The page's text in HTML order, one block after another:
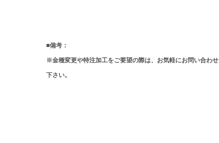
■備考：
※金種変更や特注加工をご要望の際は、お気軽にお問い合わせ
下さい。